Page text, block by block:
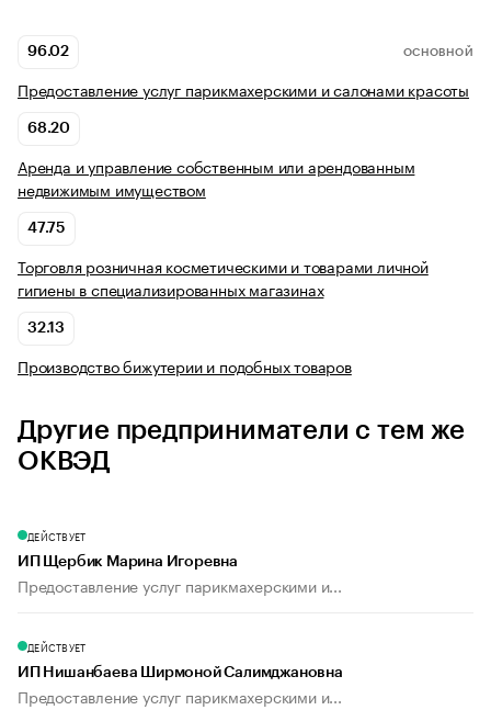
96.02 ОСНОВНОЙ
Предоставление услуг парикмахерскими и салонами красоты
68.20
Аренда и управление собственным или арендованным
недвижимым имуществом
47.75
Торговля розничная косметическими и товарами личной
гигиены в специализированных магазинах
32.13
Производство бижутерии и подобных товаров
Другие предприниматели с тем же
ОКВЭД
ДЕЙСТВУЕТ
ИП Щербик Марина Игоревна
Предоставление услуг парикмахерскими и...
ДЕЙСТВУЕТ
ИП Нишанбаева Ширмоной Салимджановна
Предоставление услуг парикмахерскими и...